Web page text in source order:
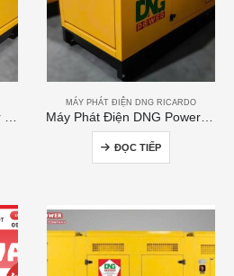
MÁY PHÁT ĐIỆN DNG RICARDO
ĐỌC TIẾP